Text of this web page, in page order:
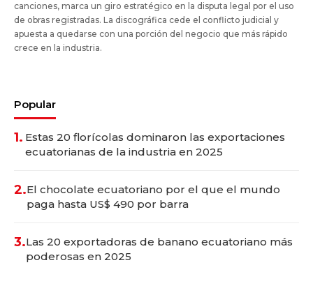
canciones, marca un giro estratégico en la disputa legal por el uso
de obras registradas. La discográfica cede el conflicto judicial y
apuesta a quedarse con una porción del negocio que más rápido
crece en la industria.
Popular
1. Estas 20 florícolas dominaron las exportaciones
ecuatorianas de la industria en 2025
2.El chocolate ecuatoriano por el que el mundo
paga hasta US$ 490 por barra
3.Las 20 exportadoras de banano ecuatoriano más
poderosas en 2025